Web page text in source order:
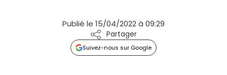
Publié le 15/04/2022 à 09:29
Partager
Suivez-nous sur Google